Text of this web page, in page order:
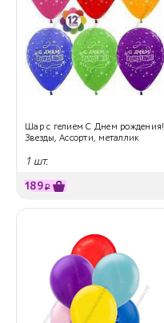
Шар с гелием С Днем рождения!
Звезды, Ассорти, металлик
1 шт.
189₽